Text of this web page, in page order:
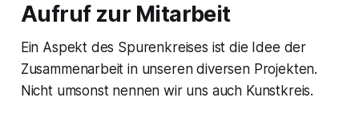
Aufruf zur Mitarbeit
Ein Aspekt des Spurenkreises ist die Idee der
Zusammenarbeit in unseren diversen Projekten.
Nicht umsonst nennen wir uns auch Kunstkreis.